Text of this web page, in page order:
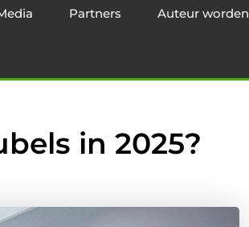
Partners Auteur worden
in 2025?